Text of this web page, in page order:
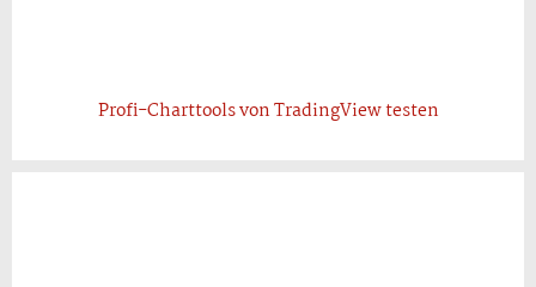
Profi-Charttools von TradingView testen